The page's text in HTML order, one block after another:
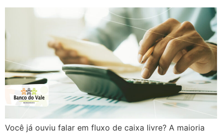
Você já ouviu falar em fluxo de caixa livre? A maioria